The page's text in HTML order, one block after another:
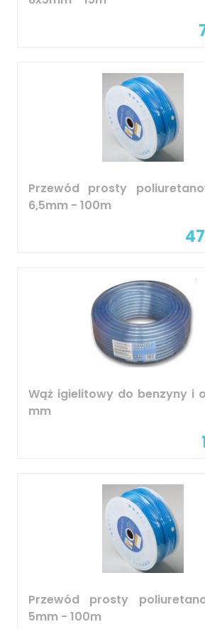
Przewód prosty
6,5mm - 100m
Wąż igielitowy do benzyny i
mm
Przewód prosty
5mm - 100m